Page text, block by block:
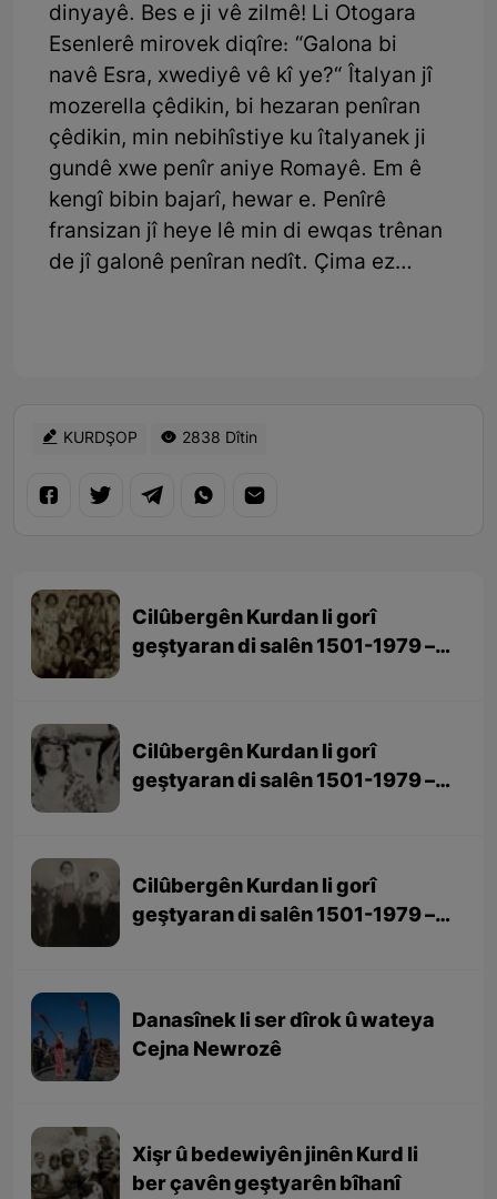
dinyayê. Bes e ji vê zilmê! Li Otogara
Esenlerê mirovek diqîre: “Galona bi
navê Esra, xwediyê vê kî ye?“ Îtalyan jî
mozerella çêdikin, bi hezaran penîran
çêdikin, min nebihîstiye ku îtalyanek ji
gundê xwe penîr aniye Romayê. Em ê
kengî bibin bajarî, hewar e. Penîrê
fransizan jî heye lê min di ewqas trênan
de jî galonê penîran nedît. Çima ez…
KURDŞOP 2838 Dîtin
Cilûbergên Kurdan li gorî
geştyaran di salên 1501-1979 –
Cilûbergên Kurdan li gorî
geştyaran di salên 1501-1979 –
Cilûbergên Kurdan li gorî
geştyaran di salên 1501-1979 –
Danasînek li ser dîrok û wateya
Cejna Newrozê
Xişr û bedewiyên jinên Kurd li
ber çavên geştyarên bîhanî